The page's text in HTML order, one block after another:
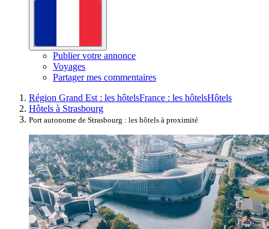
Publier votre annonce
Voyages
Partager mes commentaires
Région Grand Est : les hôtelsFrance : les hôtelsHôtels
Hôtels à Strasbourg
Port autonome de Strasbourg : les hôtels à proximité